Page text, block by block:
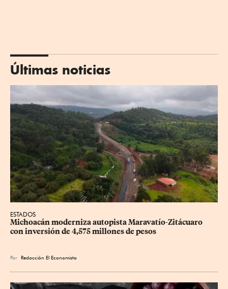
Últimas noticias
ESTADOS
Michoacán moderniza autopista Maravatío-Zitácuaro
con inversión de 4,575 millones de pesos
Por Redacción El Economista